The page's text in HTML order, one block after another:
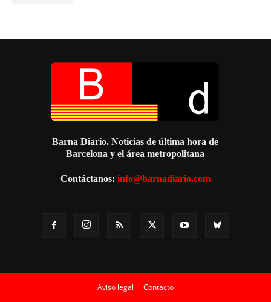
Barna Diario. Noticias de última hora de
Barcelona y el área metropolitana
Contáctanos: info@barnadiario.com
Aviso legal Contacto